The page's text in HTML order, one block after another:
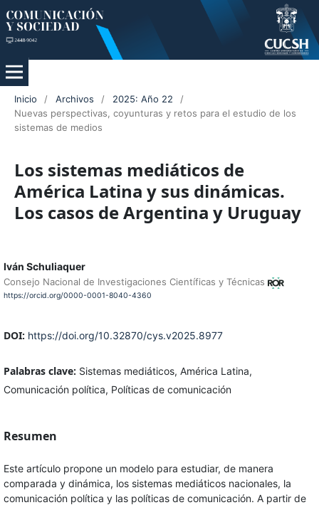
Inicio / Archivos / 2025: Año 22
/
Nuevas perspectivas, coyunturas y retos para el estudio de los
sistemas de medios
Los sistemas mediáticos de
América Latina y sus dinámicas.
Los casos de Argentina y Uruguay
Iván Schuliaquer
Consejo Nacional de Investigaciones Científicas y Técnicas
https://orcid.org/0000-0001-8040-4360
DOI: https://doi.org/10.32870/cys.v2025.8977
Palabras clave: Sistemas mediáticos, América Latina,
Comunicación política, Políticas de comunicación
Resumen
Este artículo propone un modelo para estudiar, de manera
comparada y dinámica, los sistemas mediáticos nacionales, la
comunicación política y las políticas de comunicación. A partir de